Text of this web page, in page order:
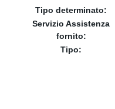
Tipo determinato:
Servizio Assistenza
fornito:
Tipo: